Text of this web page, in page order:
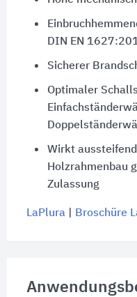
DIN EN
Sicherer
Optimaler
Wirkt
Holzrahmenbau
Zulassung
LaPlura| Broschüre